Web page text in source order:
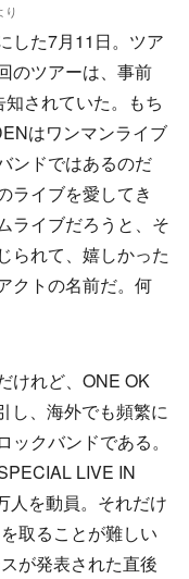
り
した7月11日。ツア
のツアーは、事前
知されていた。もち
はワンマンライブ
ンドではあるのだ
ライブを愛してき
ライブだろうと、そ
られて、嬉しかった
クトの名前だ。何
けれど、ONE OK
し、海外でも頻繁に
クバンドである。
LIVE IN
人を動員。それだけ
取ることが難しい
が発表された直後